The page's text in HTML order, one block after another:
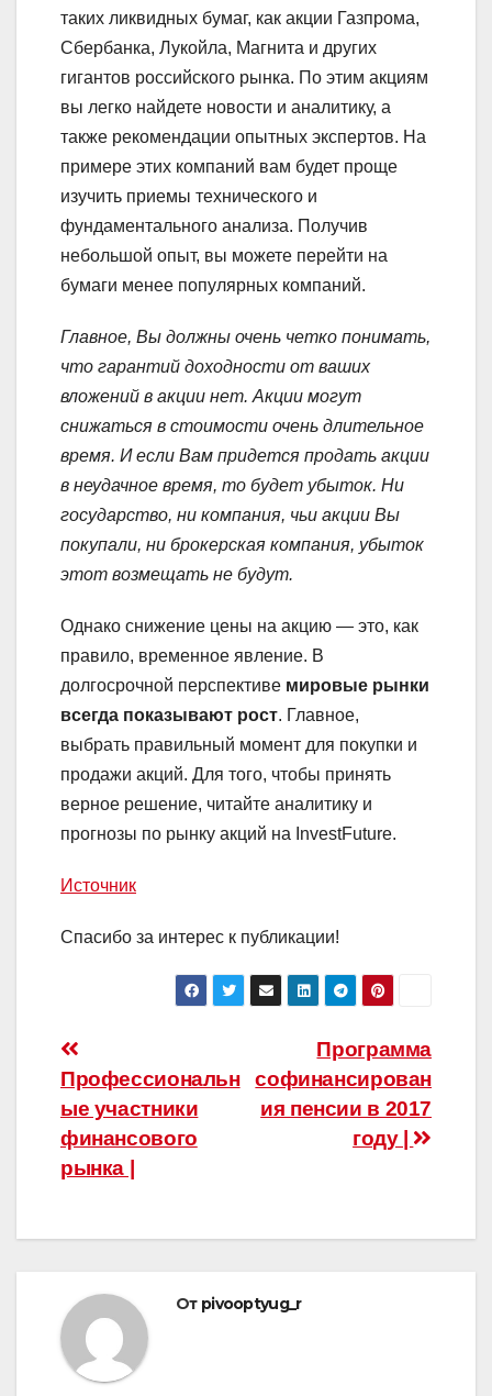
таких ликвидных бумаг, как акции Газпрома,
Сбербанка, Лукойла, Магнита и других
гигантов российского рынка. По этим акциям
вы легко найдете новости и аналитику, а
также рекомендации опытных экспертов. На
примере этих компаний вам будет проще
изучить приемы технического и
фундаментального анализа. Получив
небольшой опыт, вы можете перейти на
бумаги менее популярных компаний.
Главное, Вы должны очень четко понимать,
что гарантий доходности от ваших
вложений в акции нет. Акции могут
снижаться в стоимости очень длительное
время. И если Вам придется продать акции
в неудачное время, то будет убыток. Ни
государство, ни компания, чьи акции Вы
покупали, ни брокерская компания, убыток
этот возмещать не будут.
Однако снижение цены на акцию — это, как
правило, временное явление. В
долгосрочной перспективе мировые рынки
всегда показывают рост. Главное,
выбрать правильный момент для покупки и
продажи акций. Для того, чтобы принять
верное решение, читайте аналитику и
прогнозы по рынку акций на InvestFuture.
Источник
Спасибо за интерес к публикации!
Навигация
по
записям
Программа
софинансирован
ия пенсии в 2017
году |
Профессиональн
ые участники
финансового
рынка |
От pivooptyug_r